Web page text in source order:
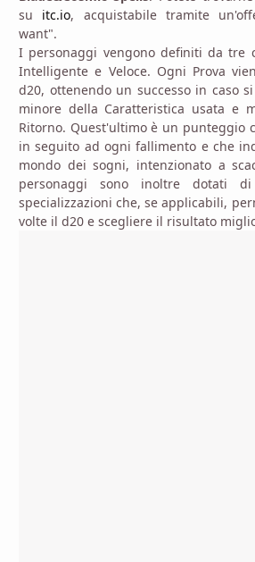
su itc.io, acquistabile tramite
want".
I personaggi vengono definiti da tre
Intelligente e Veloce. Ogni Prova
d20, ottenendo un successo in caso
minore della Caratteristica usata e
Ritorno. Quest'ultimo è un punteggio
in seguito ad ogni fallimento e che
mondo dei sogni, intenzionato a
personaggi sono inoltre dotati
specializzazioni che, se applicabili,
volte il d20 e scegliere il risultato